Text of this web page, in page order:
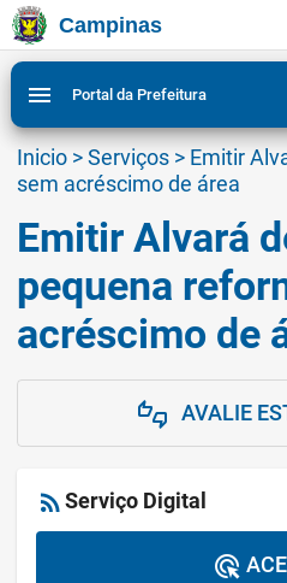
Ir para conteudo
Ir para menu do site da
Ligar/Desligar
Campinas
menu Portal da Prefeitura
Inicio>Serviços> Emitir
sem acréscimo de área
Emitir Alvará
pequena
acréscimo de
thumbs_up_down AVALIE
rss_feedServiço Digital
ads_click